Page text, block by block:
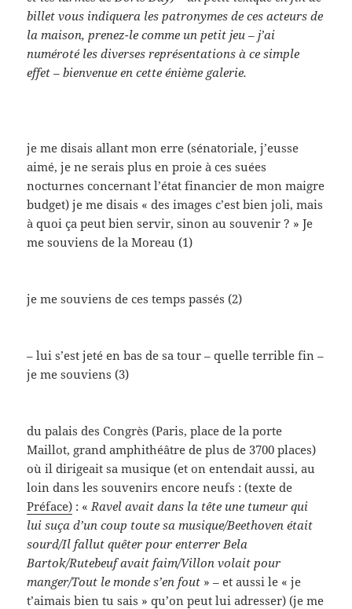
billet vous indiquera les patronymes de ces acteurs de
la maison, prenez-le comme un petit jeu – j’ai
numéroté les diverses représentations à ce simple
effet – bienvenue en cette énième galerie.
je me disais allant mon erre (sénatoriale, j’eusse
aimé, je ne serais plus en proie à ces suées
nocturnes concernant l’état financier de mon maigre
budget) je me disais « des images c’est bien joli, mais
à quoi ça peut bien servir, sinon au souvenir ? » Je
me souviens de la Moreau (1)
je me souviens de ces temps passés (2)
– lui s’est jeté en bas de sa tour – quelle terrible fin –
je me souviens (3)
du palais des Congrès (Paris, place de la porte
Maillot, grand amphithéâtre de plus de 3700 places)
où il dirigeait sa musique (et on entendait aussi, au
loin dans les souvenirs encore neufs : (texte de
Préface) : « Ravel avait dans la tête une tumeur qui
lui suça d’un coup toute sa musique/Beethoven était
sourd/Il fallut quêter pour enterrer Bela
Bartok/Rutebeuf avait faim/Villon volait pour
manger/Tout le monde s’en fout » – et aussi le « je
t’aimais bien tu sais » qu’on peut lui adresser) (je me